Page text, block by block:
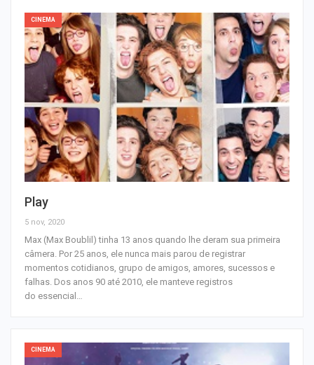
CINEMA
Play
5 nov, 2020
Max (Max Boublil) tinha 13 anos quando lhe deram sua primeira
câmera. Por 25 anos, ele nunca mais parou de registrar
momentos cotidianos, grupo de amigos, amores, sucessos e
falhas. Dos anos 90 até 2010, ele manteve registros
do essencial…
CINEMA